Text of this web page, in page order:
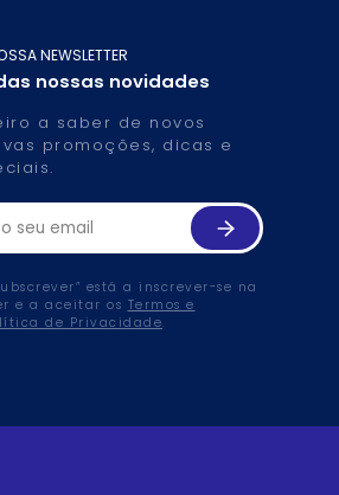
NEWSLETTER
nossas novidades
a saber de novos
promoções, dicas e
está a inscrever-se na
e a aceitar os Termos e
de Privacidade.